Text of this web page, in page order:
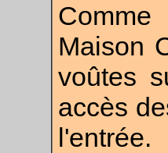
Maison
voûtes
accès
l'entrée.